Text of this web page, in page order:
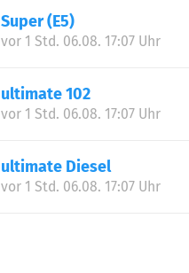
Super (E5)
vor 1 Std. 06.08. 17:07 Uhr
ultimate 102
vor 1 Std. 06.08. 17:07 Uhr
ultimate Diesel
vor 1 Std. 06.08. 17:07 Uhr